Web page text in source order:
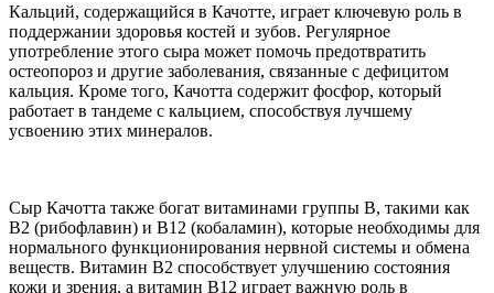
Кальций, содержащийся в Качотте, играет ключевую роль в
поддержании здоровья костей и зубов. Регулярное
употребление этого сыра может помочь предотвратить
остеопороз и другие заболевания, связанные с дефицитом
кальция. Кроме того, Качотта содержит фосфор, который
работает в тандеме с кальцием, способствуя лучшему
усвоению этих минералов.
Сыр Качотта также богат витаминами группы B, такими как
B2 (рибофлавин) и B12 (кобаламин), которые необходимы для
нормального функционирования нервной системы и обмена
веществ. Витамин B2 способствует улучшению состояния
кожи и зрения, а витамин B12 играет важную роль в